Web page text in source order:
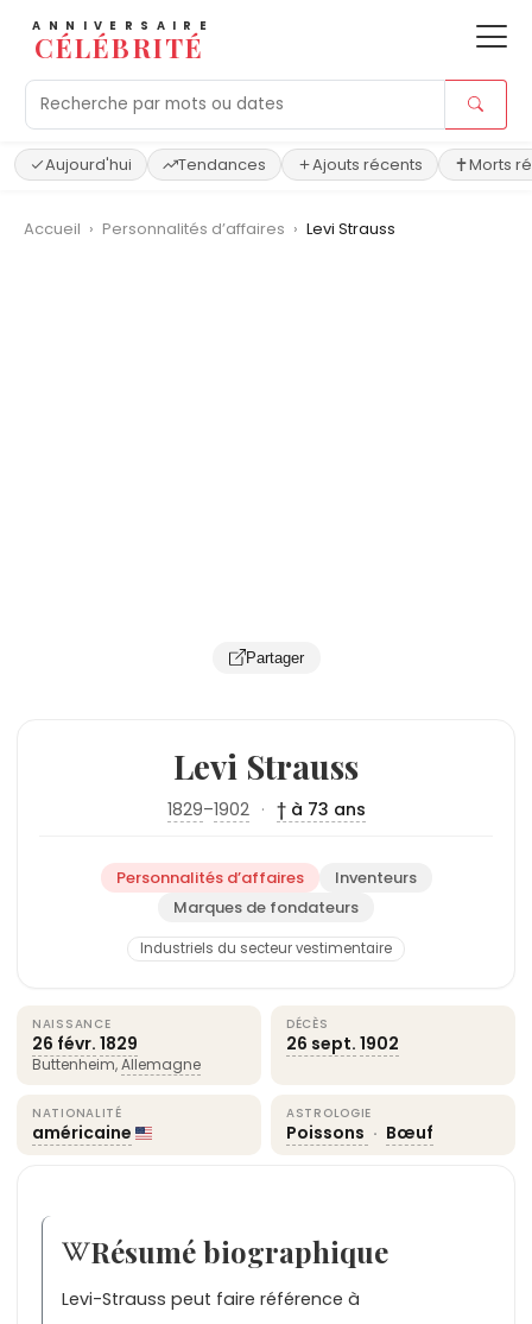
ANNIVERSAIRE
CÉLÉBRITÉ
Aujourd'hui Tendances Ajouts récents Morts
Accueil › Personnalités d’affaires › Levi Strauss
Partager
Levi Strauss
1829–1902 · † à 73 ans
Personnalités d’affaires
Inventeurs
Marques de fondateurs
Industriels du secteur vestimentaire
NAISSANCE
26 févr. 1829
Buttenheim,Allemagne
DÉCÈS
26 sept. 1902
NATIONALITÉ
américaine
ASTROLOGIE
Poissons · Bœuf
Résumé biographique
Levi-Strauss peut faire référence à